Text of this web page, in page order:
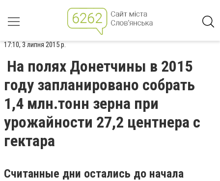
17:10, 3 липня 2015 р.
На полях Донетчины в 2015
году запланировано собрать
1,4 млн.тонн зерна при
урожайности 27,2 центнера с
гектара
Считанные дни остались до начала